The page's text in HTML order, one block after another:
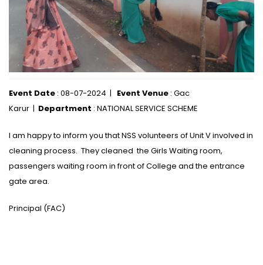
Event Date : 08-07-2024 | Event Venue : Gac
Karur | Department : NATIONAL SERVICE SCHEME
I am happy to inform you that NSS volunteers of Unit V involved in
cleaning process. They cleaned the Girls Waiting room,
passengers waiting room in front of College and the entrance
gate area.
Principal (FAC)